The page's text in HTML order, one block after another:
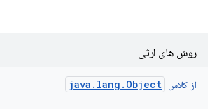
روش های ارثی
از کلاس java.lang.Object